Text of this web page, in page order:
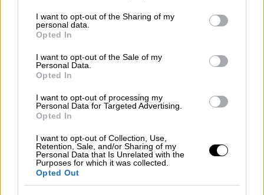
not limited to your visit or usage behaviour. You may click to
grant or deny consent to Google and its third-party tags to
use your data for below specified purposes in below Google
consent section.
I want to opt-out of the Sharing of my
personal data.
Opted In
I want to opt-out of the Sale of my
Personal Data.
Opted In
I want to opt-out of processing my
Personal Data for Targeted Advertising.
Opted In
I want to opt-out of Collection, Use,
Retention, Sale, and/or Sharing of my
Personal Data that Is Unrelated with the
Purposes for which it was collected.
Opted Out
Η ανακοίνωση του προέδρου του
Παγκοσμίου Συμβουλίου Ποντιακού
«Με αφορμή τις χθεσινές, ανιστόρητες όσο
και προκλητικές σε βάρος του Ελληνισμού
του Πόντου, δηλώσεις του Τούρκου
Προέδρου, που τους χαρακτήρισε ως
τρομοκρατικές συμμορίες του Πόντου
ΠΑΣΠΕ, υπενθυμίζει στον κ Ερντογαν ότι, το
2006 το Ευρωπαικο Κοινοβουλιο, το 2007 η
‘’διεθνής επιστημονική επιτροπη για την